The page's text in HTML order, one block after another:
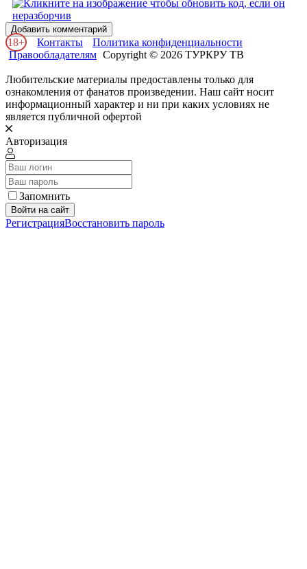
Добавить комментарий
18+ Контакты
Политика конфиденциальности
Правообладателям Copyright © 2026 ТУРКРУ ТВ
Любительские материалы предоставлены только для
ознакомления от фанатов произведении. Наш сайт носит
информационный характер и ни при каких условиях не
является публичной офертой
Авторизация
Запомнить
Войти на сайт
РегистрацияВосстановить пароль